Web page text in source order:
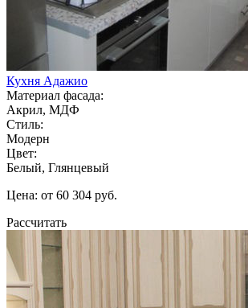
Кухня Адажио
Материал фасада:
Акрил, МДФ
Стиль:
Модерн
Цвет:
Белый, Глянцевый
Цена: от 60 304 руб.
Рассчитать